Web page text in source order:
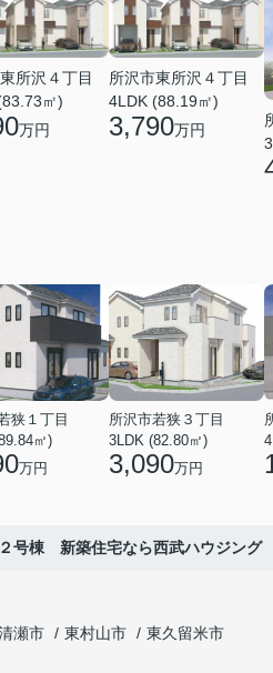
所沢４丁目
㎡)
万円
所沢市東所沢４丁目
4LDK (88.19㎡)
3,790万円
狭１丁目
㎡)
万円
所沢市若狭３丁目
3LDK (82.80㎡)
3,090万円
号棟 新築住宅なら西武ハウジング
瀬市 東村山市
東久留米市